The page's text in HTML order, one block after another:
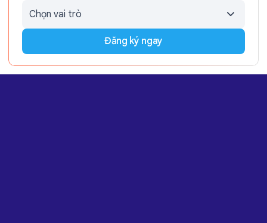
Đăng ký ngay